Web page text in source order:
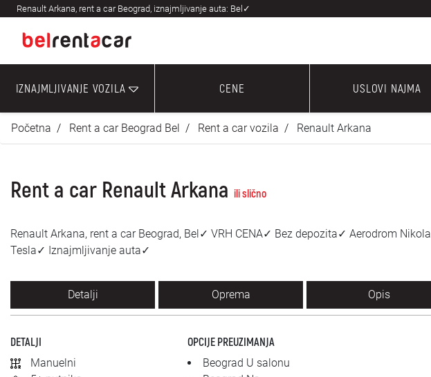
Renault Arkana, rent a car Beograd, iznajmljivanje auta: Bel✓
IZNAJMLJIVANJE VOZILA CENE USLOVI NAJMA
Početna Rent a car Beograd Bel Rent a car vozila Renault Arkana
Rent a car Renault Arkana ili slično
Renault Arkana, rent a car Beograd, Bel✓ VRH CENA✓ Bez depozita✓ Aerodrom Nikola
Tesla✓ Iznajmljivanje auta✓
Detalji Oprema Opis
DETALJI
Manuelni
OPCIJE PREUZIMANJA
Beograd U salonu